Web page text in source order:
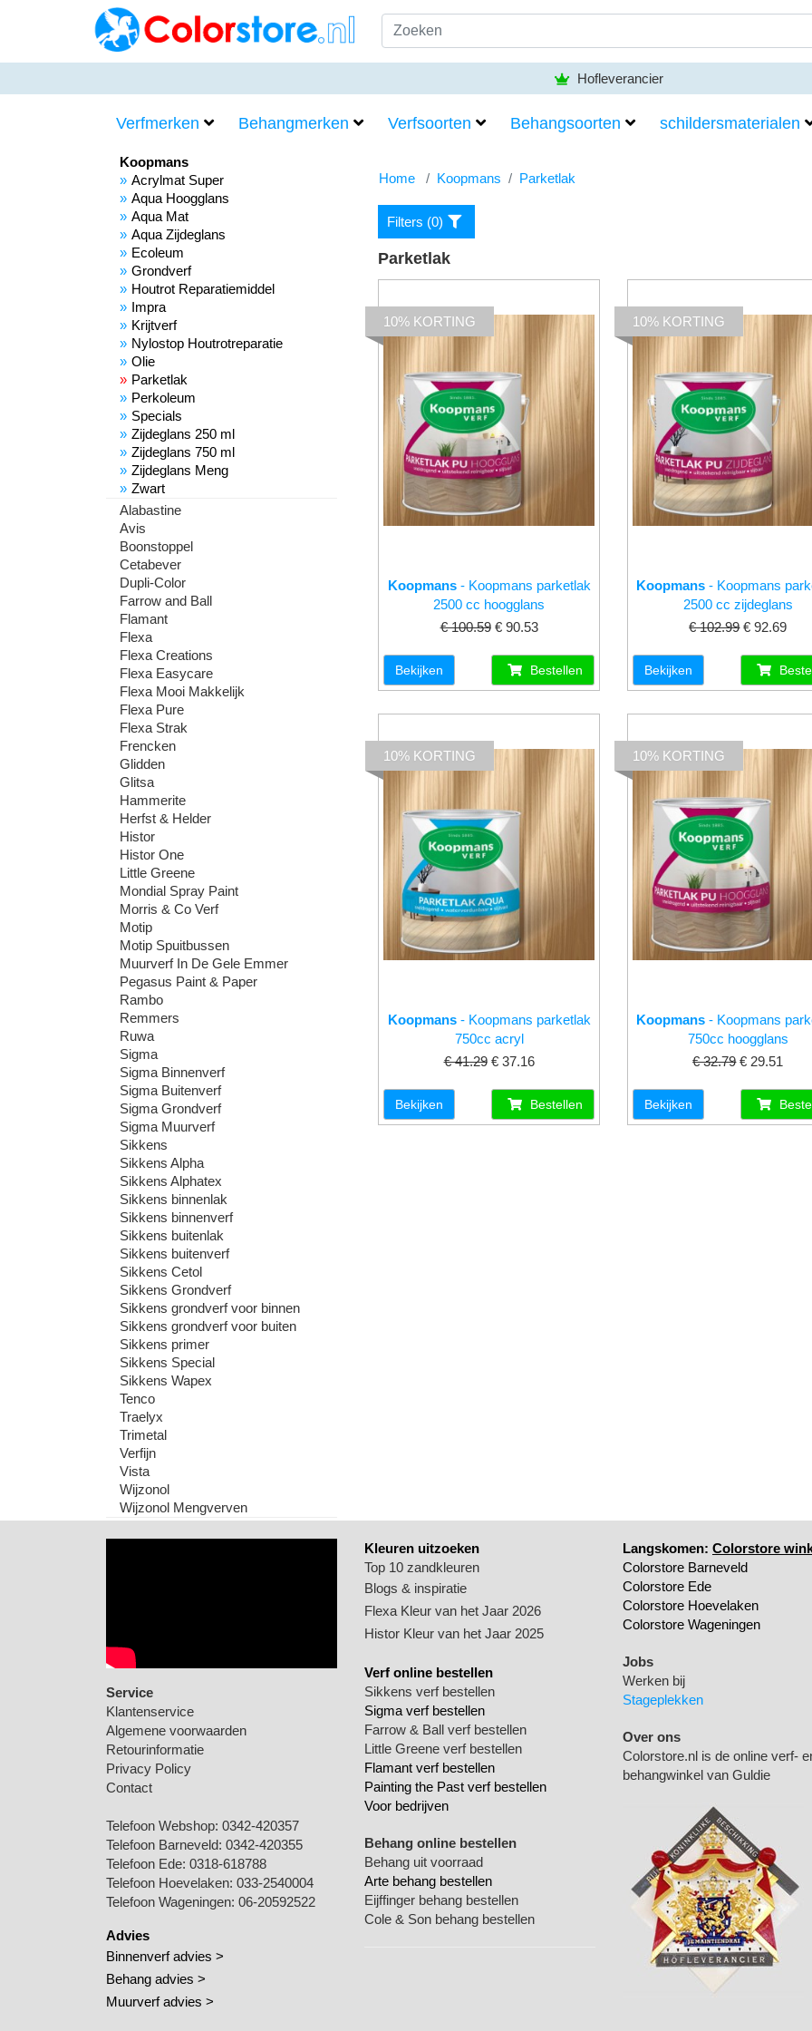
Hofleverancier
Verfmerken Behangmerken Verfsoorten Behangsoorten schildersmaterialen
Koopmans
Acrylmat Super
Aqua Hoogglans
Aqua Mat
Aqua Zijdeglans
Ecoleum
Grondverf
Houtrot Reparatiemiddel
Impra
Krijtverf
Nylostop Houtrotreparatie
Olie
Parketlak
Perkoleum
Specials
Zijdeglans 250 ml
Zijdeglans 750 ml
Zijdeglans Meng
Zwart
Alabastine
Avis
Boonstoppel
Cetabever
Dupli-Color
Farrow and Ball
Flamant
Flexa
Flexa Creations
Flexa Easycare
Flexa Mooi Makkelijk
Flexa Pure
Flexa Strak
Frencken
Glidden
Glitsa
Hammerite
Herfst & Helder
Histor
Histor One
Little Greene
Mondial Spray Paint
Morris & Co Verf
Motip
Motip Spuitbussen
Muurverf In De Gele Emmer
Pegasus Paint & Paper
Rambo
Remmers
Ruwa
Sigma
Sigma Binnenverf
Sigma Buitenverf
Sigma Grondverf
Sigma Muurverf
Sikkens
Sikkens Alpha
Sikkens Alphatex
Sikkens binnenlak
Sikkens binnenverf
Sikkens buitenlak
Sikkens buitenverf
Sikkens Cetol
Sikkens Grondverf
Sikkens grondverf voor binnen
Sikkens grondverf voor buiten
Sikkens primer
Sikkens Special
Sikkens Wapex
Tenco
Traelyx
Trimetal
Verfijn
Vista
Wijzonol
Wijzonol Mengverven
Home Koopmans Parketlak
Filters (0)
Parketlak
Koopmans- Koopmans parketlak
2500 cc hoogglans
€ 100.59 € 90.53
10% KORTING
Bekijken Bestellen
Koopmans - Koopmans
2500 cc zijdeglans
€ 102.99 € 92.69
10% KORTING
Bekijken
Koopmans- Koopmans parketlak
750cc acryl
€ 41.29 € 37.16
10% KORTING
Bekijken Bestellen
Koopmans - Koopmans
750cc hoogglans
€ 32.79 € 29.51
10% KORTING
Bekijken
Service
Klantenservice
Algemene voorwaarden
Retourinformatie
Privacy Policy
Contact
Telefoon Webshop: 0342-420357
Telefoon Barneveld: 0342-420355
Telefoon Ede: 0318-618788
Telefoon Hoevelaken: 033-2540004
Telefoon Wageningen: 06-20592522
Advies
Binnenverf advies >
Behang advies >
Muurverf advies >
Kleuren uitzoeken
Top 10 zandkleuren
Blogs & inspiratie
Flexa Kleur van het Jaar 2026
Histor Kleur van het Jaar 2025
Verf online bestellen
Sikkens verf bestellen
Sigma verf bestellen
Farrow & Ball verf bestellen
Little Greene verf bestellen
Flamant verf bestellen
Painting the Past verf bestellen
Voor bedrijven
Behang online bestellen
Behang uit voorraad
Arte behang bestellen
Eijffinger behang bestellen
Cole & Son behang bestellen
Langskomen: Colorstore
Colorstore Barneveld
Colorstore Ede
Colorstore Hoevelaken
Colorstore Wageningen
Jobs
Werken bij
Stageplekken
Over ons
Colorstore.nl is de online verf-
behangwinkel van Guldie